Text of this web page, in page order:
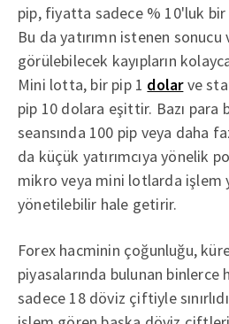
pip, fiyatta sadece % 10'luk
Bu da yatırımn istenen
görülebilecek kayıpların
Mini lotta, bir pip 1 dolarve
pip 10 dolara eşittir. Bazı
seansında 100 pip veya daha
da küçük yatırımcıya yönelik
mikro veya mini lotlarda işlem
yönetilebilir hale getirir.
Forex hacminin çoğunluğu,
piyasalarında bulunan binlerce
sadece 18 döviz çiftiyle